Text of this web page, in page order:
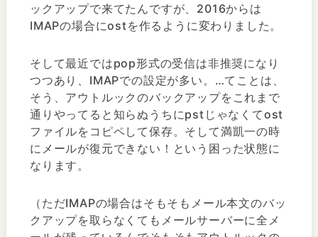
ックアップで来てたんですが、2016からは
IMAPの場合にostを作るように変わりました。
そして最近ではpop形式の受信は非推奨になり
つつあり、IMAPでの設定が多い。…てことは、
そう、アウトルックのバックアップをこれまで
通りやってると知らぬうちにpstじゃなくてost
ファイルをコピペして保存。そして満凱一の時
にメールが復元できない！という困った状態に
なります。
（ただIMAPの場合はそもそもメール本文のバッ
クアップを取らなくてもメールサーバーに全メ